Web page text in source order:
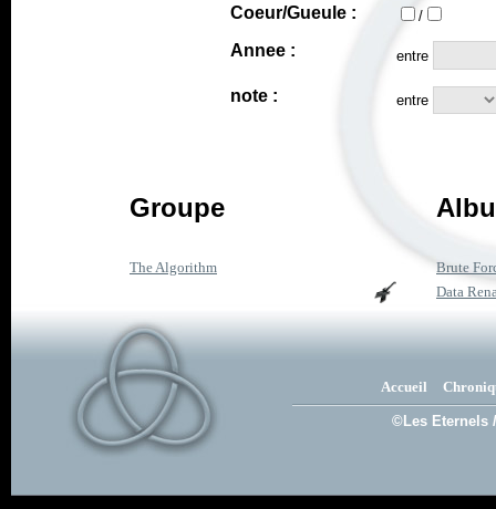
Coeur/Gueule : /
Annee : entre
note : entre
Groupe
The Algorithm
Brute
Data
Accueil
©Les Eternels